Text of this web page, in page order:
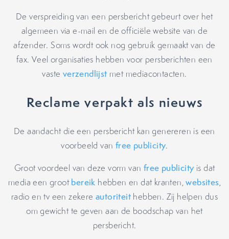
De verspreiding van een persbericht gebeurt over het
algemeen via e-mail en de officiële website van de
afzender. Soms wordt ook nog gebruik gemaakt van de
fax. Veel organisaties hebben voor persberichten een
vaste verzendlijst met mediacontacten.
Reclame verpakt als nieuws
De aandacht die een persbericht kan genereren is een
voorbeeld van free publicity.
Groot voordeel van deze vorm van free publicity is dat
media een grootbereik hebben en dat kranten,websites,
radio en tv een zekere autoriteit hebben. Zij helpen dus
om gewicht te geven aan de boodschap van het
persbericht.